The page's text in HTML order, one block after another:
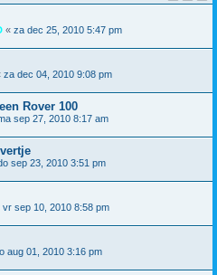
« za dec 25, 2010 5:47 pm
za dec 04, 2010 9:08 pm
Rover 100
sep 27, 2010 8:17 am
sep 23, 2010 3:51 pm
vr sep 10, 2010 8:58 pm
aug 01, 2010 3:16 pm